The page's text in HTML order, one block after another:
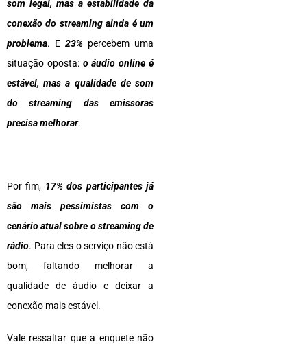
som legal, mas a estabilidade da
conexão do streaming ainda é um
problema. E 23% percebem uma
situação oposta: o áudio online é
estável, mas a qualidade de som
do streaming das emissoras
precisa melhorar.
Por fim, 17% dos participantes já
são mais pessimistas com o
cenário atual sobre o streaming de
rádio. Para eles o serviço não está
bom, faltando melhorar a
qualidade de áudio e deixar a
conexão mais estável.
Vale ressaltar que a enquete não